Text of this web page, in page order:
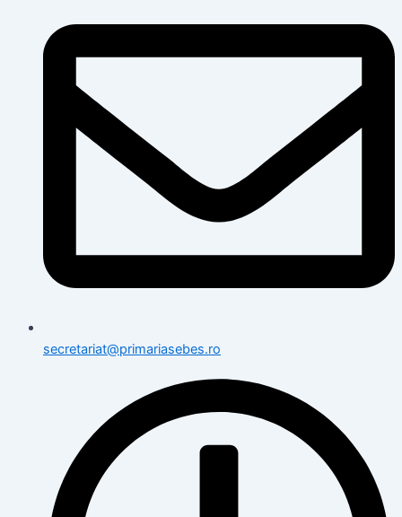
secretariat@primariasebes.ro